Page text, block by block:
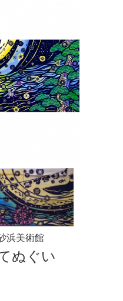
浜美術館
ぬぐい